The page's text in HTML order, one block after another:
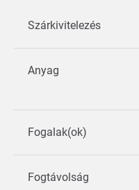
Szárkivitelezés
Anyag
Fogalak(ok)
Fogtávolság